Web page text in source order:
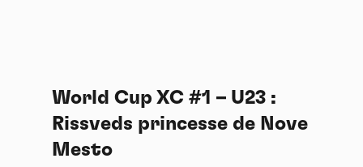
World Cup XC #1 – U23 :
Rissveds princesse de Nove
Mesto